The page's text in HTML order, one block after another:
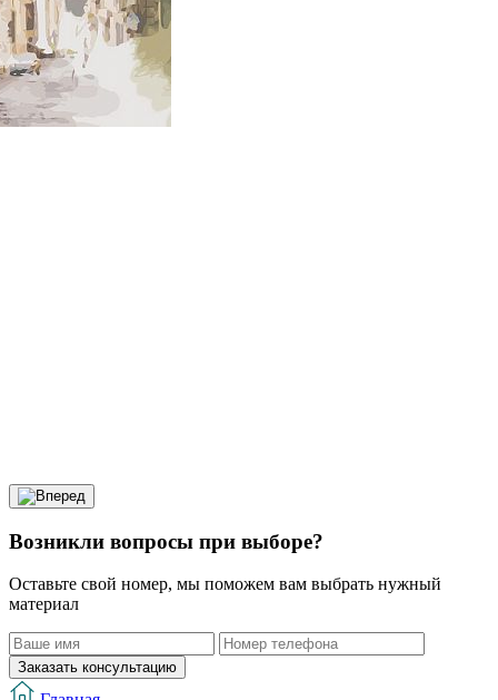
Возникли вопросы при выборе?
Оставьте свой номер, мы поможем вам выбрать нужный
материал
Заказать консультацию